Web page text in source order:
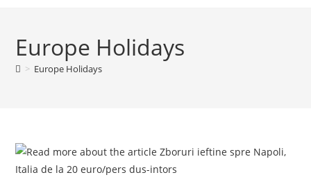
Europe Holidays
> Europe Holidays